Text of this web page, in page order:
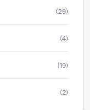
(29)
(4)
(19)
(2)